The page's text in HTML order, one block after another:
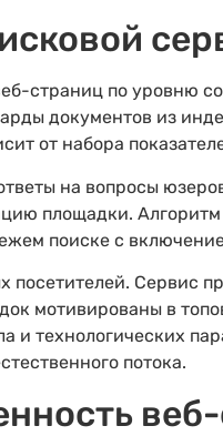
страниц по уровню
документов из
от набора
на вопросы
площадки. Алгоритм
поиске с
посетителей. Сервис
мотивированы в
и технологических
потока.